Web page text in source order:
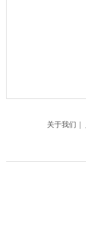
关于我们